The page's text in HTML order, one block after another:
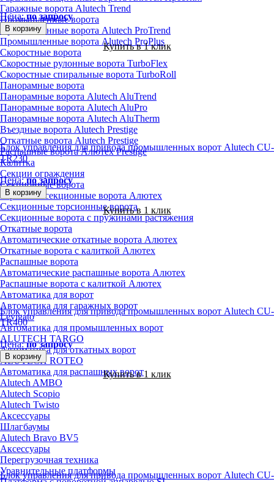
Гаражные ворота Alutech Trend
Промышленные ворота
Промышленные ворота Alutech ProTrend
Промышленные ворота Alutech ProPlus
Скоростные ворота
Скоростные рулонные ворота TurboFlex
Скоростные спиральные ворота TurboRoll
Панорамные ворота
Панорамные ворота Alutech AluTrend
Панорамные ворота Alutech AluPro
Панорамные ворота Alutech AluTherm
Въездные ворота Alutech Prestige
Откатные ворота Alutech Prestige
Распашные ворота Алютех Prestige
Калитка
Секции ограждения
Секционные ворота
Гаражные секционные ворота Алютех
Секционные торсионные ворота
Секционные ворота с пружинами растяжения
Откатные ворота
Автоматические откатные ворота Алютех
Откатные ворота с калиткой Алютех
Распашные ворота
Автоматические распашные ворота Алютех
Распашные ворота с калиткой Алютех
Автоматика для ворот
Автоматика для гаражных ворот
Levigato
Автоматика для промышленных ворот
ALUTECH TARGO
Автоматика для откатных ворот
ALUTECH ROTEO
Автоматика для распашных ворот
Alutech AMBO
Alutech Scopio
Alutech Twisto
Аксессуары
Шлагбаумы
Alutech Bravo BV5
Аксессуары
Перегрузочная техника
Уравнительные платформы
Цена:по запросу
В корзину
Купить в 1 клик
Блок управления для привода промышленных ворот Alutech CU-
TR230
Цена:по запросу
В корзину
Купить в 1 клик
Блок управления для привода промышленных ворот Alutech CU-
TR400
Цена:по запросу
В корзину
Купить в 1 клик
Блок управления для привода промышленных ворот Alutech CU-